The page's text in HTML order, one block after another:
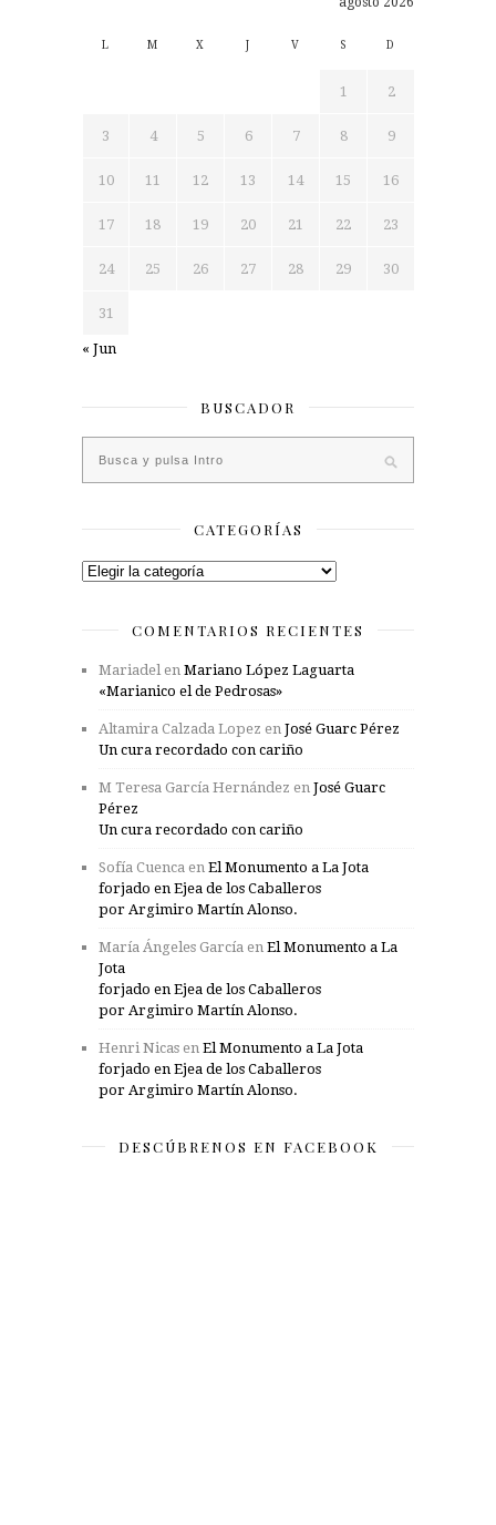
L M X J V S D
1 2
3 4 5 6 7 8 9
10 11 12 13 14 15 16
17 18 19 20 21 22 23
24 25 26 27 28 29 30
31
« Jun
BUSCADOR
CATEGORÍAS
Categorías
COMENTARIOS RECIENTES
Mariadel en Mariano López Laguarta
«Marianico el de Pedrosas»
Altamira Calzada Lopez en José Guarc Pérez
Un cura recordado con cariño
M Teresa García Hernández en José Guarc
Pérez
Un cura recordado con cariño
Sofía Cuenca en El Monumento a La Jota
forjado en Ejea de los Caballeros
por Argimiro Martín Alonso.
María Ángeles García en El Monumento a La
Jota
forjado en Ejea de los Caballeros
por Argimiro Martín Alonso.
Henri Nicas en El Monumento a La Jota
forjado en Ejea de los Caballeros
por Argimiro Martín Alonso.
DESCÚBRENOS EN FACEBOOK